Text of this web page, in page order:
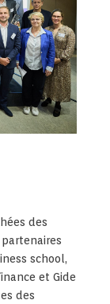
des
school,
et Gide
des